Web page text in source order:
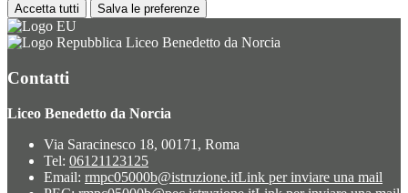
Accetta tutti Salva le preferenze
Liceo Benedetto da Norcia
Contatti
Liceo Benedetto da Norcia
Via Saracinesco 18, 00171, Roma
Tel: 06121123125
Email: rmpc05000b@istruzione.itLink per inviare una mail